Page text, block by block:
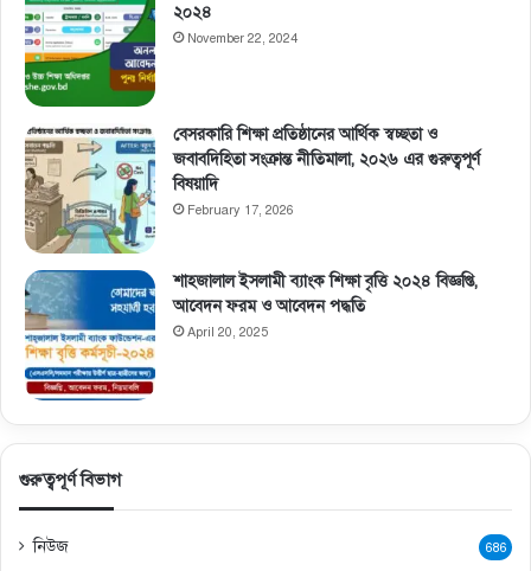
২০২৪
November 22, 2024
বেসরকারি শিক্ষা প্রতিষ্ঠানের আর্থিক স্বচ্ছতা ও
জবাবদিহিতা সংক্রান্ত নীতিমালা, ২০২৬ এর গুরুত্বপূর্ণ
বিষয়াদি
February 17, 2026
শাহজালাল ইসলামী ব্যাংক শিক্ষা বৃত্তি ২০২৪ বিজ্ঞপ্তি,
আবেদন ফরম ও আবেদন পদ্ধতি
April 20, 2025
গুরুত্বপূর্ণ বিভাগ
নিউজ 686